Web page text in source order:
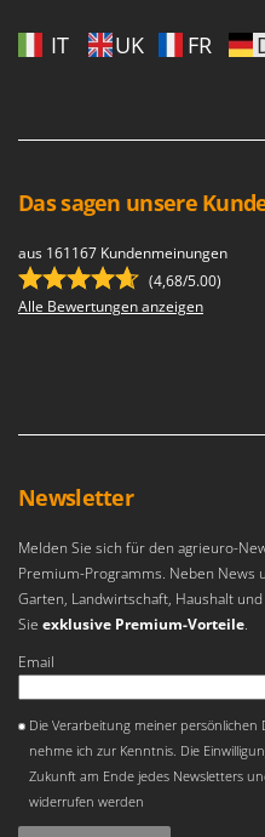
Mille
MOSA
Mowox
MTD
Novatec
NuAir
NuovaFac
O
Officine Savioli
Oliviero
Olix
OMA
IT UK FR
Das sagen unsere
aus 161167 Kundenmeinungen
(4,68/5.00)
Alle Bewertungen anzeigen
Newsletter
Melden Sie sich für den agrieuro-
Premium-Programms. Neben News
Garten, Landwirtschaft, Haushalt
Sie exklusive Premium-Vorteile.
Email
Die Verarbeitung meiner persönlichen
nehme ich zur Kenntnis. Die
Zukunft am Ende jedes Newsletters
widerrufen werden